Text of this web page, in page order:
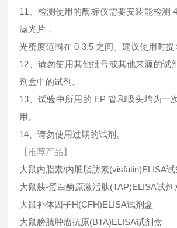
11、检测使用的酶标仪需要安装能检测
滤光片，
光密度范围在 0-3.5 之间。建议使用时提
12、请勿使用其他批号或其他来源的试
剂盒中的试剂。
13、试验中所用的 EP 管和吸头均为一
用。
14、请勿使用过期的试剂。
【推荐产品】
大鼠内脂素/内脏脂肪素(visfatin)ELISA试
大鼠胰-蛋白酶原激活肽(TAP)ELISA试剂
大鼠补体因子H(CFH)ELISA试剂盒
大鼠膀胱肿瘤抗原(BTA)ELISA试剂盒